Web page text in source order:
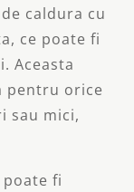
caldura cu
ce poate fi
Aceasta
pentru orice
sau mici,
fi